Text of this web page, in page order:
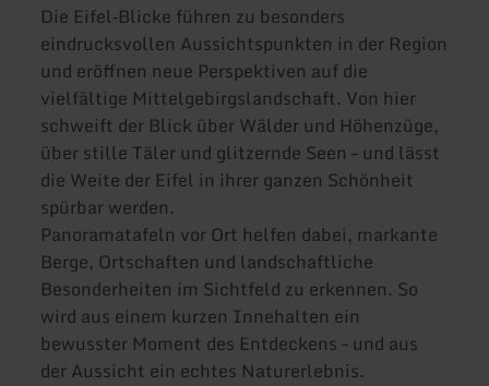
Die Eifel‑Blicke führen zu besonders
eindrucksvollen Aussichtspunkten in der Region
und eröffnen neue Perspektiven auf die
vielfältige Mittelgebirgslandschaft. Von hier
schweift der Blick über Wälder und Höhenzüge,
über stille Täler und glitzernde Seen – und lässt
die Weite der Eifel in ihrer ganzen Schönheit
spürbar werden.
Panoramatafeln vor Ort helfen dabei, markante
Berge, Ortschaften und landschaftliche
Besonderheiten im Sichtfeld zu erkennen. So
wird aus einem kurzen Innehalten ein
bewusster Moment des Entdeckens – und aus
der Aussicht ein echtes Naturerlebnis.